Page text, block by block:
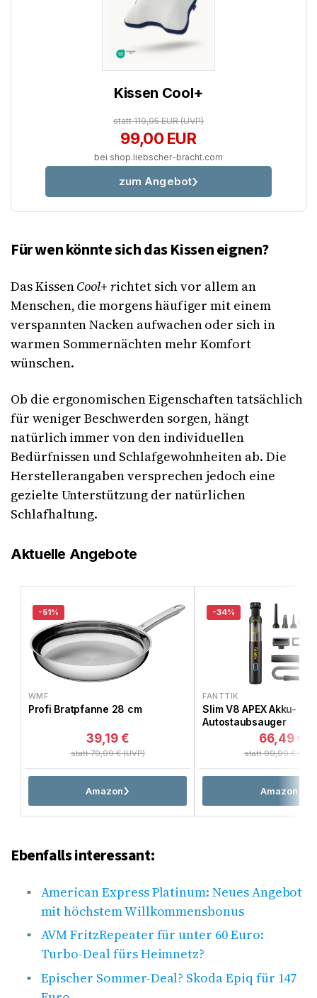
Kissen Cool+
statt 119,95 EUR(UVP)
99,00 EUR
bei shop.liebscher-bracht.com
zum Angebot
Für wen könnte sich das Kissen eignen?
Das KissenCool+ richtet sich vor allem an
Menschen, die morgens häufiger mit einem
verspannten Nacken aufwachen oder sich in
warmen Sommernächten mehr Komfort
wünschen.
Ob die ergonomischen Eigenschaften tatsächlich
für weniger Beschwerden sorgen, hängt
natürlich immer von den individuellen
Bedürfnissen und Schlafgewohnheiten ab. Die
Herstellerangaben versprechen jedoch eine
gezielte Unterstützung der natürlichen
Schlafhaltung.
Aktuelle Angebote
-51%
WMF
Profi Bratpfanne 28 cm
statt 79,99 € (UVP)
39,19 €
Amazon
-34%
FANTTIK
Slim V8 APEX Akku-
Autostaubsauger
statt 99,99 €
66,49 €
Amazon
Ebenfalls interessant:
American Express Platinum: Neues Angebot
mit höchstem Willkommensbonus
AVM FritzRepeater für unter 60 Euro:
Turbo-Deal fürs Heimnetz?
Epischer Sommer-Deal? Skoda Epiq für 147